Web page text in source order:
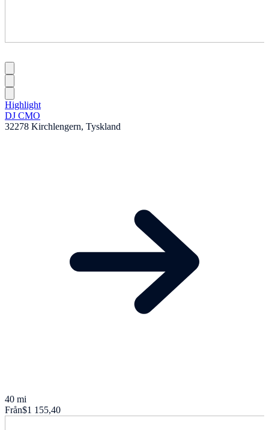
Highlight
DJ CMO
32278 Kirchlengern, Tyskland
40 mi
Från$1 155,40